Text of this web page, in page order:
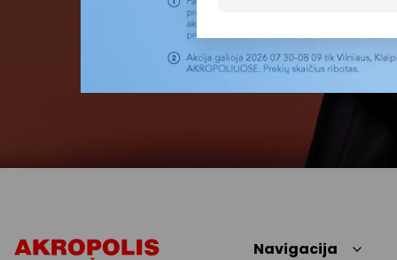
Navigacija